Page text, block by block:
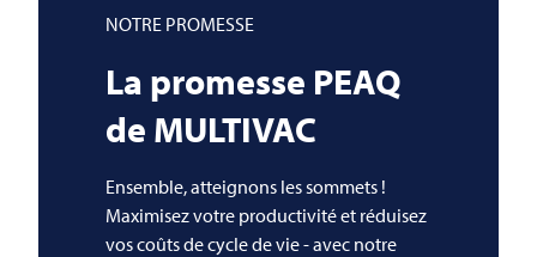
NOTRE PROMESSE
La promesse PEAQ
de MULTIVAC
Ensemble, atteignons les sommets !
Maximisez votre productivité et réduisez
vos coûts de cycle de vie - avec notre